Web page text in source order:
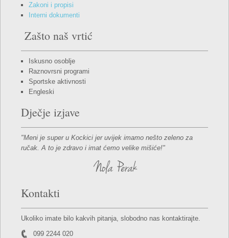
Zakoni i propisi
Interni dokumenti
Zašto naš vrtić
Iskusno osoblje
Raznovrsni programi
Sportske aktivnosti
Engleski
Dječje izjave
"Meni je super u Kockici jer uvijek imamo nešto zeleno za
ručak. A to je zdravo i imat ćemo velike mišiće!"
Nola Perak
Kontakti
Ukoliko imate bilo kakvih pitanja, slobodno nas kontaktirajte.
099 2244 020